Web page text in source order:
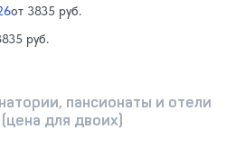
от 3835 руб.
руб.
пансионаты и отели
для двоих)